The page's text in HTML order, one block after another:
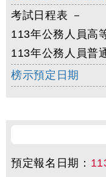
考試日程表 －
113年公務人員高
113年公務人員普
榜示預定日期
預定報名日期：